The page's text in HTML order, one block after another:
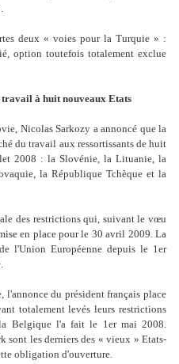
deux « voies pour la Turquie » :
option toutefois totalement exclue
à huit nouveaux Etats
Nicolas Sarkozy a annoncé que la
du travail aux ressortissants de huit
2008 : la Slovénie, la Lituanie, la
la République Tchèque et la
des restrictions qui, suivant le vœu
en place pour le 30 avril 2009. La
l'Union Européenne depuis le 1er
l'annonce du président français place
totalement levés leurs restrictions
Belgique l'a fait le 1er mai 2008.
sont les derniers des « vieux » Etats-
obligation d'ouverture.